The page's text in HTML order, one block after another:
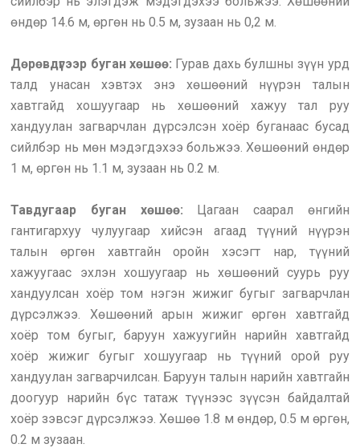
өндөр 14.6 м, өргөн нь 0.5 м, зузаан нь 0,2 м.
Дөрөвдүгээр буган хөшөө: Гурав дахь булшны зүүн урд
талд унасан хэвтэх энэ хөшөөний нүүрэн талын
хавтгайд хошуугаар нь хөшөөний хажуу тал руу
хандуулан загварчлан дүрсэлсэн хоёр буганаас бусад
сийлбэр нь мөн мэдэгдэхээ больжээ. Хөшөөний өндөр
1 м, өргөн нь 1.1 м, зузаан нь 0.2 м.
Тавдугаар буган хөшөө: Цагаан саарал өнгийн
гантигархуу чулуугаар хийсэн агаад түүний нүүрэн
талын өргөн хавтгайн оройн хэсэгт нар, түүний
хажуугаас эхлэн хошуугаар нь хөшөөний суурь руу
хандуулсан хоёр том нэгэн жижиг бугыг загварчлан
дүрсэлжээ. Хөшөөний арын жижиг өргөн хавтгайд
хоёр том бугыг, баруун хажуугийн нарийн хавтгайд
хоёр жижиг бугыг хошуугаар нь түүний орой руу
хандуулан загварчилсан. Баруун талын нарийн хавтгайн
доогуур нарийн бүс татаж түүнээс зүүсэн байдалтай
хоёр зэвсэг дүрсэлжээ. Хөшөө 1.8 м өндөр, 0.5 м өргөн,
0.2 м зузаан.